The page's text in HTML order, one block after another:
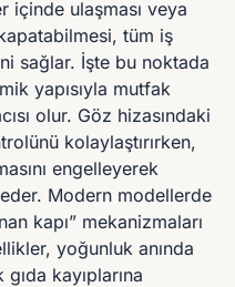
içinde ulaşması veya
tüm iş
sağlar. İşte bu noktada
yapısıyla mutfak
olur. Göz hizasındaki
kolaylaştırırken,
engelleyerek
Modern modellerde
kapı” mekanizmaları
yoğunluk anında
kayıplarına